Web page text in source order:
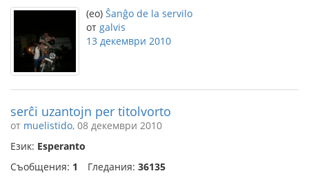
(eo) Ŝanĝo de la servilo
от galvis
13 декември 2010
serĉi uzantojn per titolvorto
от muelistido, 08 декември 2010
Език: Esperanto
Съобщения: 1 Гледания: 36135